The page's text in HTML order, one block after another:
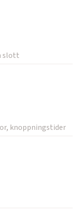
slott
knoppningstider